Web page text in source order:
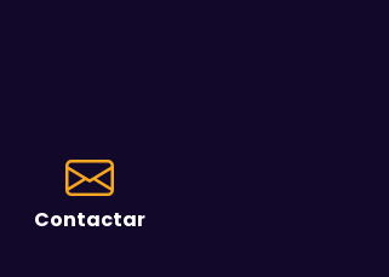
Contactar